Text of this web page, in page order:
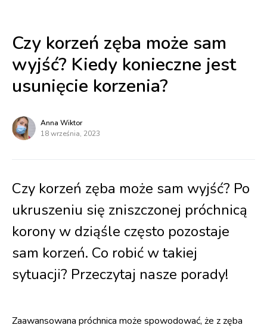
Czy korzeń zęba może sam
wyjść? Kiedy konieczne jest
usunięcie korzenia?
Anna Wiktor
18 września, 2023
Czy korzeń zęba może sam wyjść? Po
ukruszeniu się zniszczonej próchnicą
korony w dziąśle często pozostaje
sam korzeń. Co robić w takiej
sytuacji? Przeczytaj nasze porady!
Zaawansowana próchnica może spowodować, że z zęba